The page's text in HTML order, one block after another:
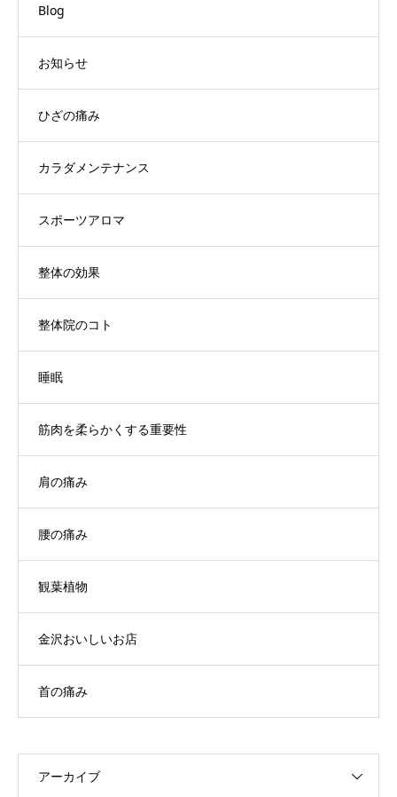
Blog
お知らせ
ひざの痛み
カラダメンテナンス
スポーツアロマ
整体の効果
整体院のコト
睡眠
筋肉を柔らかくする重要性
肩の痛み
腰の痛み
観葉植物
金沢おいしいお店
首の痛み
アーカイブ